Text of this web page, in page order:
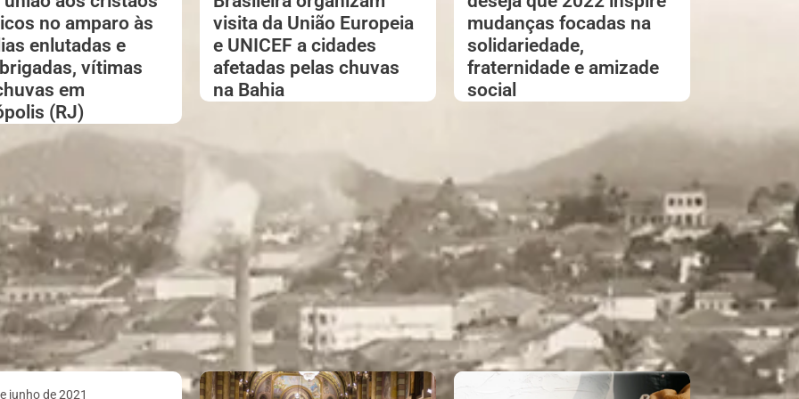
no amparo às
enlutadas e
vítimas
em
(RJ)
visita da União Europeia
e UNICEF a cidades
afetadas pelas chuvas
na Bahia
mudanças focadas na
solidariedade,
fraternidade e amizade
social
junho de 2021